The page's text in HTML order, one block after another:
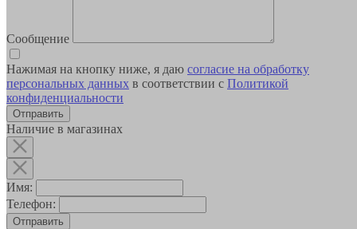
Сообщение
Нажимая на кнопку ниже, я даю согласие на обработку
персональных данных в соответствии с Политикой
конфиденциальности
Наличие в магазинах
Имя:
Телефон:
Отправить